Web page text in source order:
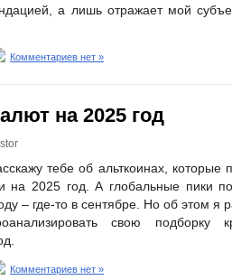
а лишь отражает мой
Комментариев нет »
на 2025 год
тебе об альткоинах,
на 2025 год. А глобальные пики
– где-то в сентябре. Но об этом я
свою подборку
Комментариев нет »